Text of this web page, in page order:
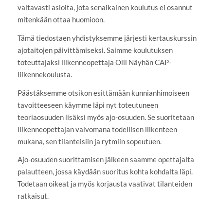
valtavasti asioita, jota senaikainen koulutus ei osannut
mitenkään ottaa huomioon.
Tämä tiedostaen yhdistyksemme järjesti kertauskurssin
ajotaitojen päivittämiseksi. Saimme koulutuksen
toteuttajaksi liikenneopettaja Olli Näyhän CAP-
liikennekoulusta.
Päästäksemme otsikon esittämään kunnianhimoiseen
tavoitteeseen käymme läpi nyt toteutuneen
teoriaosuuden lisäksi myös ajo-osuuden. Se suoritetaan
liikenneopettajan valvomana todellisen liikenteen
mukana, sen tilanteisiin ja rytmiin sopeutuen.
Ajo-osuuden suorittamisen jälkeen saamme opettajalta
palautteen, jossa käydään suoritus kohta kohdalta läpi.
Todetaan oikeat ja myös korjausta vaativat tilanteiden
ratkaisut.